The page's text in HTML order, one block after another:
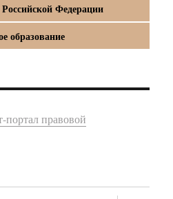
Федерации
образование
правовой